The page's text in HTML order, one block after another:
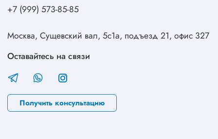
+7 (999) 573-85-85
Москва, Сущевский вал, 5с1а, подъезд 21, офис 327
Оставайтесь на связи
Получить консультацию